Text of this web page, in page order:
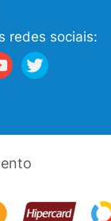
redes sociais: